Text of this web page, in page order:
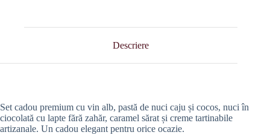
Descriere
Set cadou premium cu vin alb, pastă de nuci caju și cocos, nuci în
ciocolată cu lapte fără zahăr, caramel sărat și creme tartinabile
artizanale. Un cadou elegant pentru orice ocazie.